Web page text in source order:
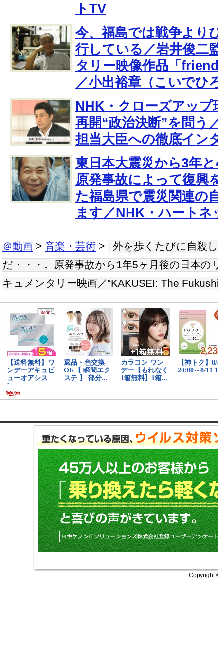
トTV
今、福島では戦争より
行している／岩井俊二
タリー映像作品「
／小出裕章（こいでひ
NHK・クローズアップ
再開“政治決断”を問う
担当大臣への徹底イン
東日本大震災から3年
原発事故によって復興
た福島県で震災関連の
ます／NHK・ハートネ
＠動画 > 音楽・芸術 >
外を歩くたびに自殺
だ・・・。原発事故から1年5ヶ月後の日本の
キュメンタリー映画／“KAKUSEI: The
Copyright